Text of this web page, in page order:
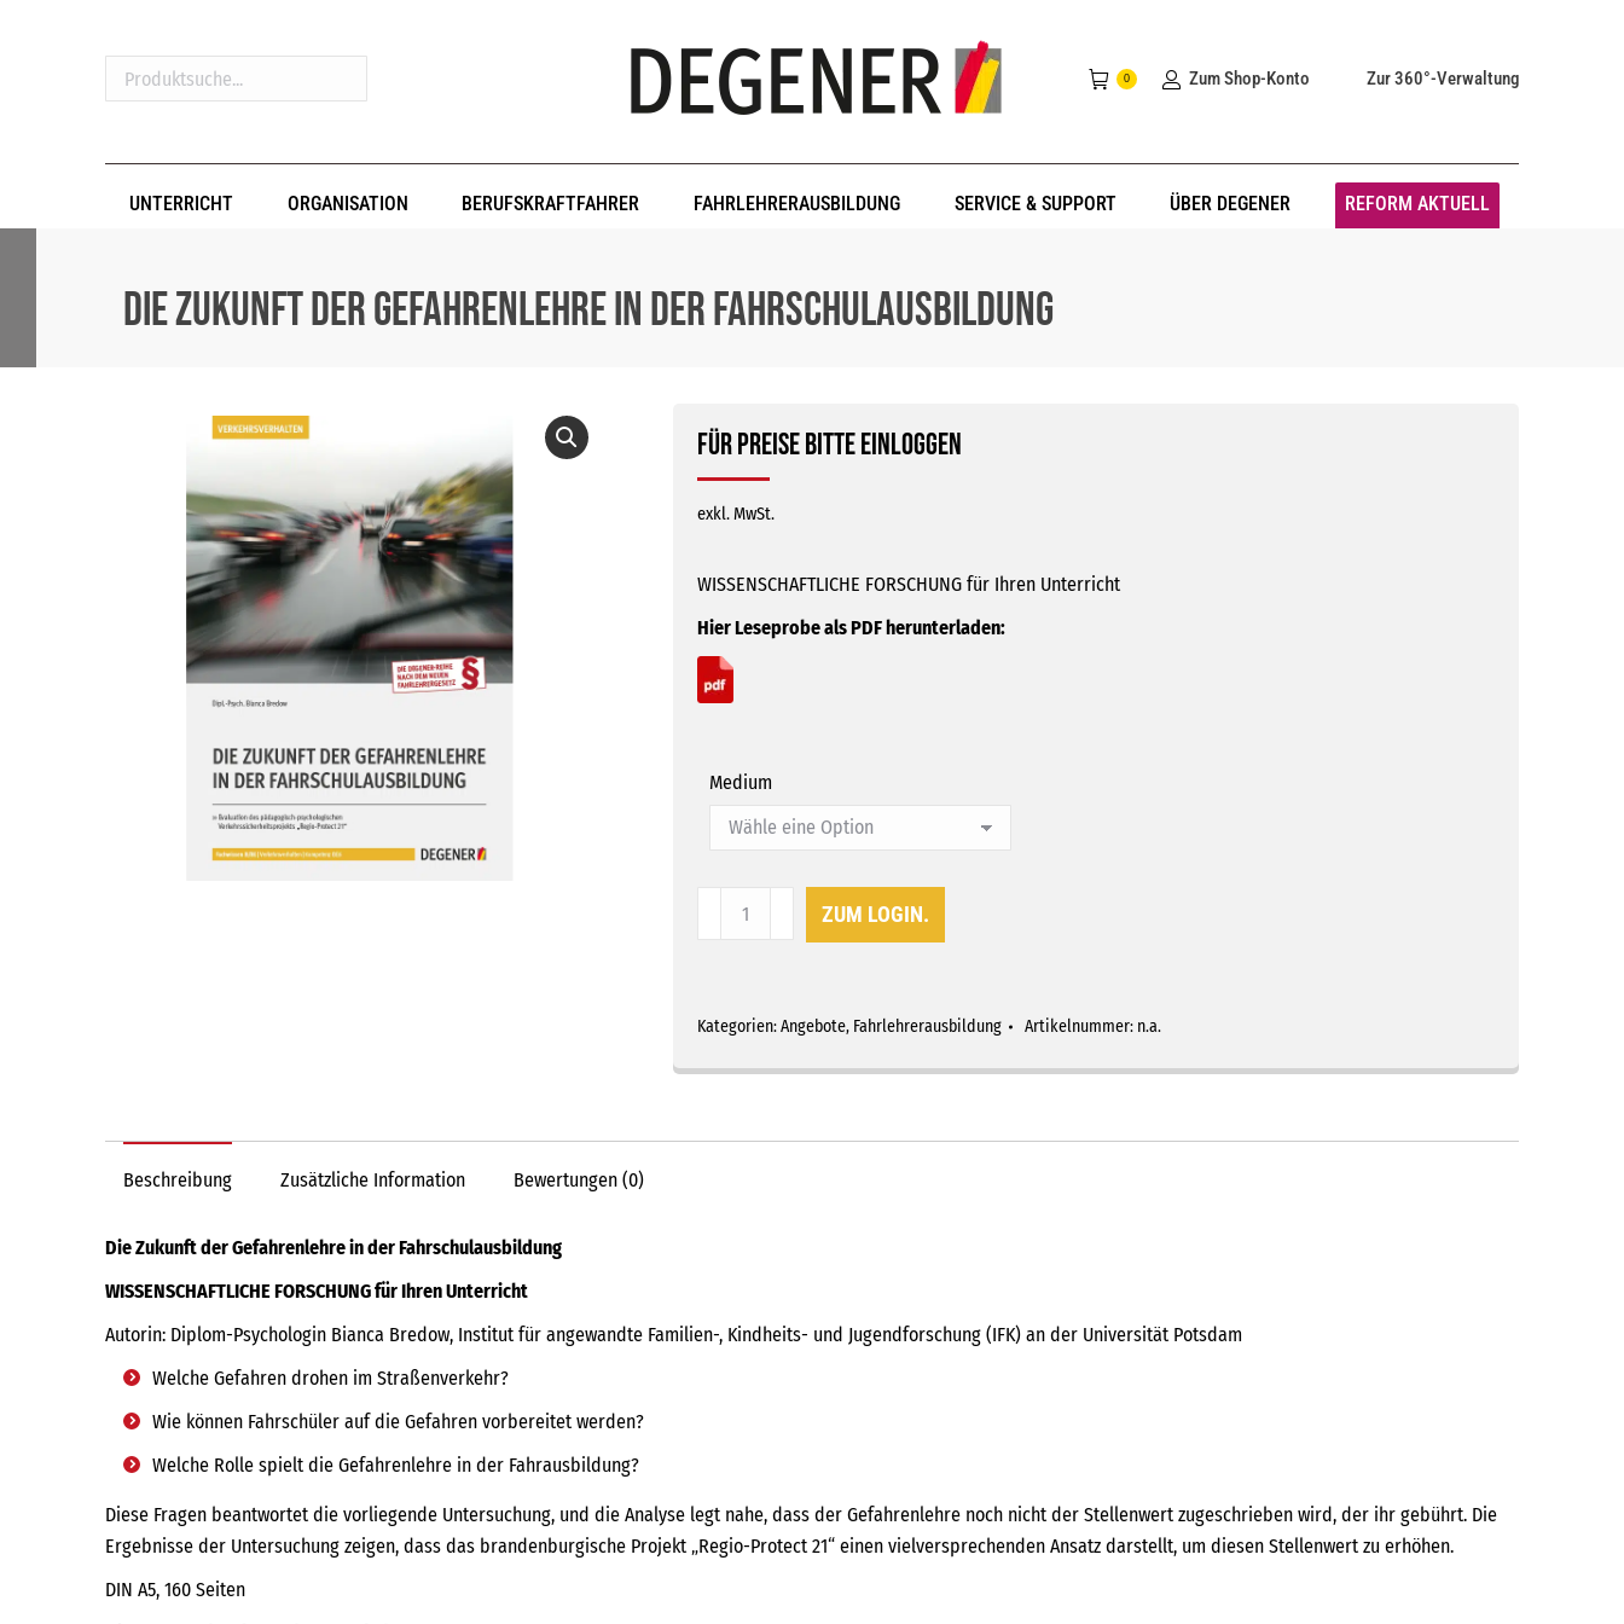
Produktsuche...
0 Zum Shop-Konto Zur 360°-Verwaltung
UNTERRICHT ORGANISATION BERUFSKRAFTFAHRER FAHRLEHRERAUSBILDUNG SERVICE & SUPPORT ÜBER DEGENER REFORM AKTUELL
Die Zukunft der Gefahrenlehre in der Fahrschulausbildung
Für Preise bitte einloggen
exkl. MwSt.
WISSENSCHAFTLICHE FORSCHUNG für Ihren Unterricht
Hier Leseprobe als PDF herunterladen:
Medium
in
ZUM LOGIN.
Kategorien:Angebote, Fahrlehrerausbildung Artikelnummer: n.a.
Beschreibung Zusätzliche Information Bewertungen (0)
Die Zukunft der Gefahrenlehre in der Fahrschulausbildung
WISSENSCHAFTLICHE FORSCHUNG für Ihren Unterricht
Autorin: Diplom-Psychologin Bianca Bredow, Institut für angewandte Familien-, Kindheits- und Jugendforschung (IFK) an der Universität Potsdam
Welche Gefahren drohen im Straßenverkehr?
Wie können Fahrschüler auf die Gefahren vorbereitet werden?
Welche Rolle spielt die Gefahrenlehre in der Fahrausbildung?
Diese Fragen beantwortet die vorliegende Untersuchung, und die Analyse legt nahe, dass der Gefahrenlehre noch nicht der Stellenwert zugeschrieben wird, der ihr gebührt. Die
Ergebnisse der Untersuchung zeigen, dass das brandenburgische Projekt „Regio-Protect 21“ einen vielversprechenden Ansatz darstellt, um diesen Stellenwert zu erhöhen.
DIN A5, 160 Seiten